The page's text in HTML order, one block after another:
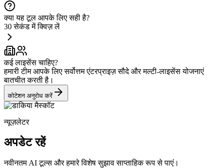
क्या यह टूल आपके लिए सही है?
30 सेकंड में क्विज़ लें
कई लाइसेंस चाहिए?
हमारी टीम आपके लिए सर्वोत्तम एंटरप्राइज़ सौदे और मल्टी-लाइसेंस योजनाएं
बातचीत करती है।
कोटेशन अनुरोध करें
न्यूज़लेटर
अपडेट रहें
नवीनतम AI टूल्स और हमारे विशेष सुझाव साप्ताहिक रूप से पाएं।